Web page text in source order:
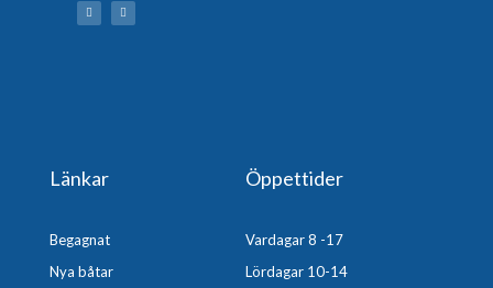
Länkar
Begagnat
Nya båtar
Öppettider
Vardagar 8 -17
Lördagar 10-14